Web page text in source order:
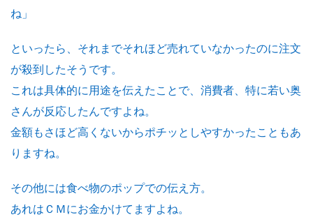
ね」
といったら、それまでそれほど売れていなかったのに注文
が殺到したそうです。
これは具体的に用途を伝えたことで、消費者、特に若い奥
さんが反応したんですよね。
金額もさほど高くないからポチッとしやすかったこともあ
りますね。
その他には食べ物のポップでの伝え方。
あれはＣＭにお金かけてますよね。